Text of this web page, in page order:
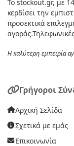
Το stockout.gr, με
κερδίσει την
προσεκτικά
Η καλύτερη εμπειρία
Γρήγοροι
Αρχική Σελίδα
Σχετικά με εμάς
Επικοινωνία